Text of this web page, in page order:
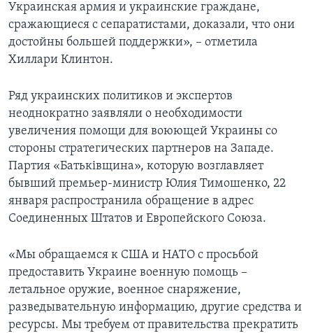
Украинская армия и украинские граждане,
сражающиеся с сепаратистами, доказали, что они
достойны большей поддержки», – отметила
Хиллари Клинтон.
Ряд украинских политиков и экспертов
неоднократно заявляли о необходимости
увеличения помощи для воюющей Украины со
стороны стратегических партнеров на Западе.
Партия «Батьківщина», которую возглавляет
бывший премьер-министр Юлия Тимошенко, 22
января распространила обращение в адрес
Соединенных Штатов и Европейского Союза.
«Мы обращаемся к США и НАТО с просьбой
предоставить Украине военную помощь –
летальное оружие, военное снаряжение,
разведывательную информацию, другие средства и
ресурсы. Мы требуем от правительства прекратить